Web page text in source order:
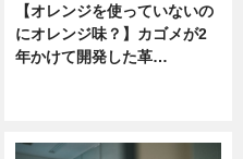
【オレンジを使っていないの
にオレンジ味？】カゴメが2
年かけて開発した革…